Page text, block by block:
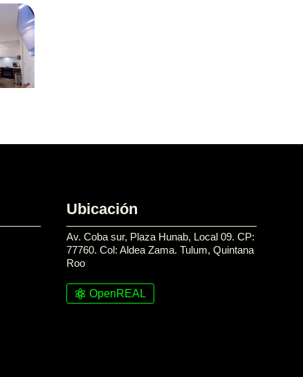
Ubicación
Av. Coba sur, Plaza Hunab, Local 09. CP:
77760. Col: Aldea Zama. Tulum, Quintana
Roo
OpenREAL